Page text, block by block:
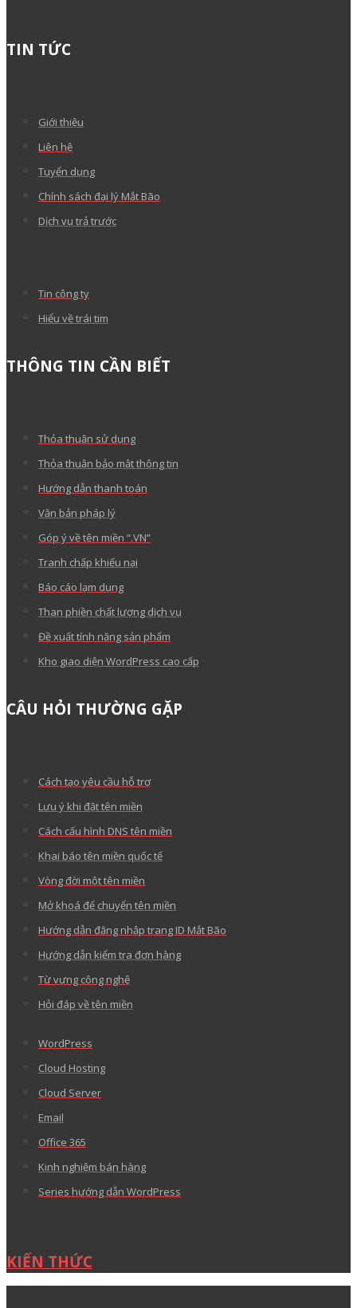
TIN TỨC
Giới thiệu
Liên hệ
Tuyển dụng
Chính sách đại lý Mắt Bão
Dịch vụ trả trước
Tin công ty
Hiểu về trái tim
THÔNG TIN CẦN BIẾT
Thỏa thuận sử dụng
Thỏa thuận bảo mật thông tin
Hướng dẫn thanh toán
Văn bản pháp lý
Góp ý về tên miền “.VN”
Tranh chấp khiếu nại
Báo cáo lạm dụng
Than phiền chất lượng dịch vụ
Đề xuất tính năng sản phẩm
Kho giao diện WordPress cao cấp
CÂU HỎI THƯỜNG GẶP
Cách tạo yêu cầu hỗ trợ
Lưu ý khi đặt tên miền
Cách cấu hình DNS tên miền
Khai báo tên miền quốc tế
Vòng đời một tên miền
Mở khoá để chuyển tên miền
Hướng dẫn đăng nhập trang ID Mắt Bão
Hướng dẫn kiểm tra đơn hàng
Từ vựng công nghệ
Hỏi đáp về tên miền
WordPress
Cloud Hosting
Cloud Server
Email
Office 365
Kinh nghiệm bán hàng
Series hướng dẫn WordPress
KIẾN THỨC